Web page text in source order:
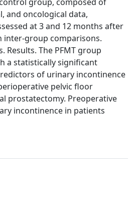
and oncological data,
at 3 and 12 months after
inter-group comparisons.
The PFMT group
a statistically significant
of urinary incontinence
pelvic floor
prostatectomy. Preoperative
incontinence in patients